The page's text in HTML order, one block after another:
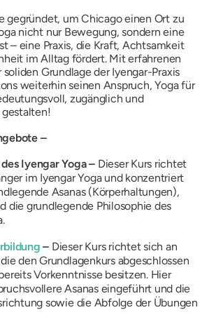
gegründet, um Chicago einen Ort zu
nicht nur Bewegung, sondern eine
– eine Praxis, die Kraft, Achtsamkeit
im Alltag fördert. Mit erfahrenen
Grundlage der Iyengar-Praxis
weiterhin seinen Anspruch, Yoga für
zugänglich und
–
Iyengar Yoga – Dieser Kurs richtet
im Iyengar Yoga und konzentriert
Asanas (Körperhaltungen),
die grundlegende Philosophie des
– Dieser Kurs richtet sich an
den Grundlagenkurs abgeschlossen
Vorkenntnisse besitzen. Hier
Asanas eingeführt und die
sowie die Abfolge der Übungen